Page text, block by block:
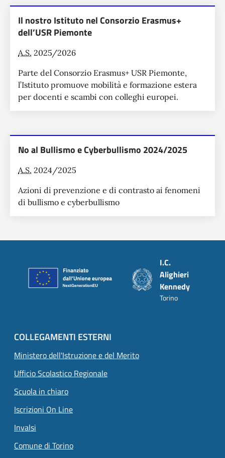
Il nostro Istituto nel Consorzio Erasmus+
dell’USR Piemonte
A.S. 2025/2026
Parte del Consorzio Erasmus+ USR Piemonte,
l’Istituto promuove mobilità e formazione estera
per docenti e scambi con colleghi europei.
No al Bullismo e Cyberbullismo 2024/2025
A.S. 2024/2025
Azioni di prevenzione e di contrasto ai fenomeni
di bullismo e cyberbullismo
I.C.
Alighieri
Kennedy
Torino
COLLEGAMENTI ESTERNI
Ministero dell'Istruzione e del Merito
Ufficio Scolastico Regionale
Scuola in chiaro
Iscrizioni On Line
Invalsi
Comune di Torino